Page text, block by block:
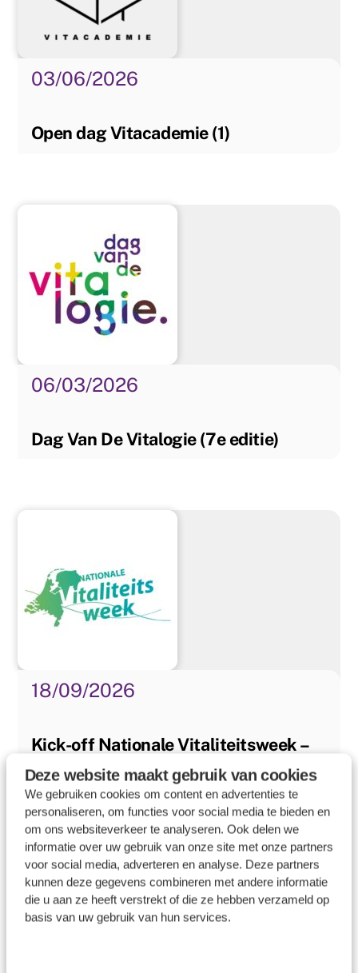
Deze website maakt gebruik van cookies
We gebruiken cookies om content en advertenties te
personaliseren, om functies voor social media te bieden en
om ons websiteverkeer te analyseren. Ook delen we
informatie over uw gebruik van onze site met onze partners
voor social media, adverteren en analyse. Deze partners
kunnen deze gegevens combineren met andere informatie
die u aan ze heeft verstrekt of die ze hebben verzameld op
basis van uw gebruik van hun services.
03/06/2026
Open dag Vitacademie (1)
06/03/2026
Dag Van De Vitalogie (7e editie)
18/09/2026
Kick-off Nationale Vitaliteitsweek –
Werkliefde